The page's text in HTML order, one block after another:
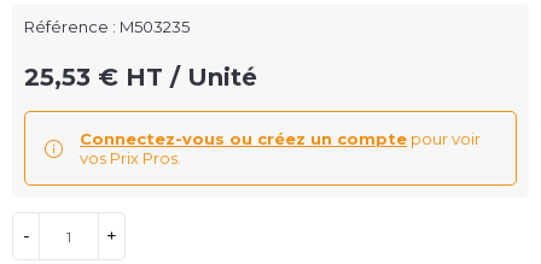
Référence : M503235
25,53 € HT / Unité
Connectez-vous ou créez un compte pour voir
vos Prix Pros.
- +